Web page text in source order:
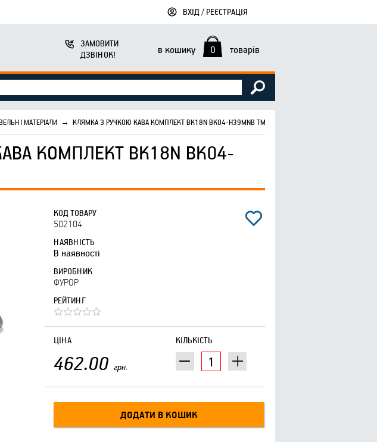
ВХІД / РЕЄСТРАЦІЯ
ЗАМОВИТИ
ДЗВІНОК!
в кошику 0 товарів
МАТЕРІАЛИ → КЛЯМКА З РУЧКОЮ КАВА КОМПЛЕКТ BK18N BK04-H39MNB ТМ ФУРОР
КОМПЛЕКТ BK18N BK04-
КОД ТОВАРУ
502104
НАЯВНІСТЬ
В наявності
ВИРОБНИК
ФУРОР
РЕЙТИНГ
КІЛЬКІСТЬ
ЦІНА
462.00 грн.